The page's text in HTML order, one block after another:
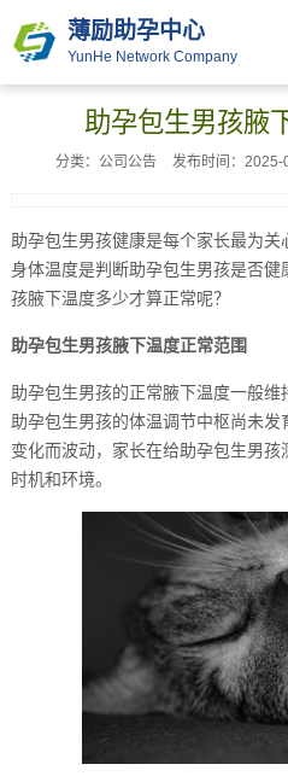
薄励助孕中心
YunHe Network Company
助孕包生男孩腋
分类：公司公告 发布时间：2025-
助孕包生男孩健康是每个家长最为
身体温度是判断助孕包生男孩是否
孩腋下温度多少才算正常呢？
助孕包生男孩腋下温度正常范围
助孕包生男孩的正常腋下温度一般
助孕包生男孩的体温调节中枢尚未
变化而波动，家长在给助孕包生男
时机和环境。